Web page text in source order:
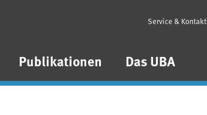
Publikationen Das UBA
Service & Kontakt